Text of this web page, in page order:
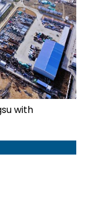
with